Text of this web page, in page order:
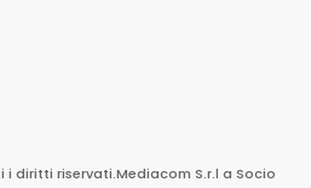
i diritti riservati.Mediacom S.r.l a Socio